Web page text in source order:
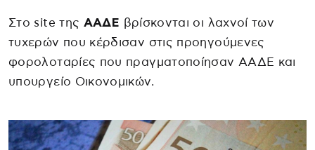
Στο site της ΑΑΔΕ βρίσκονται οι λαχνοί των
τυχερών που κέρδισαν στις προηγούμενες
φορολοταρίες που πραγματοποίησαν ΑΑΔΕ και
υπουργείο Οικονομικών.